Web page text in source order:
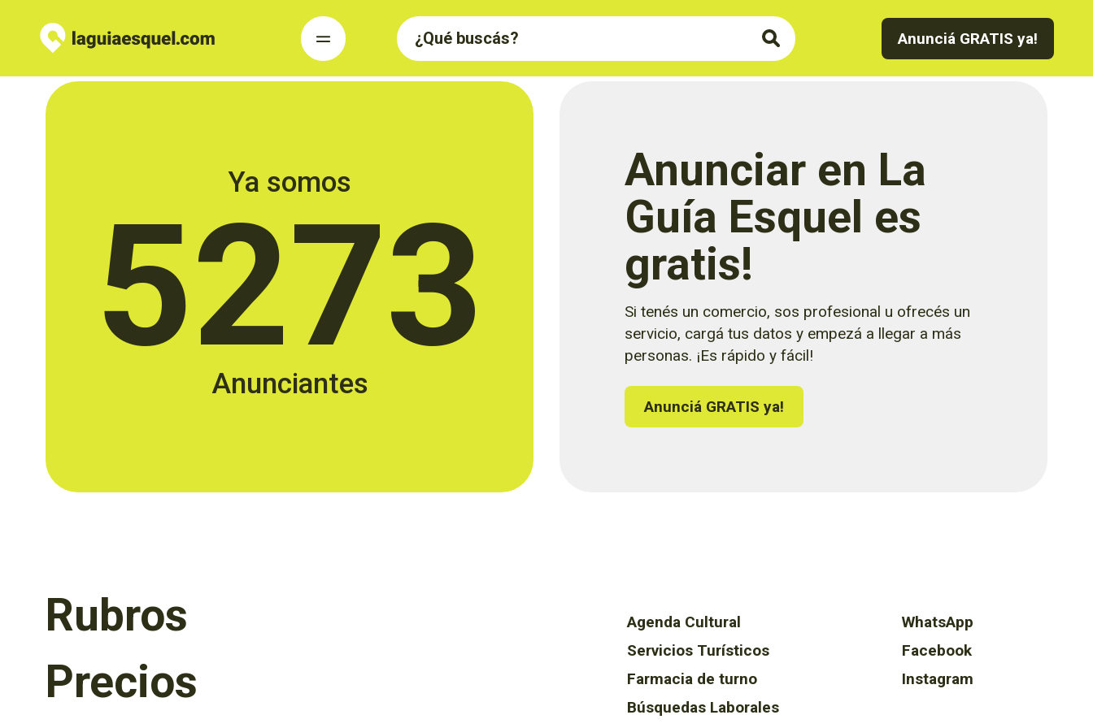
Anunciá GRATIS ya!
Ya somos
5273
Anunciantes
Anunciar en La
Guía Esquel es
gratis!
Si tenés un comercio, sos profesional u ofrecés un
servicio, cargá tus datos y empezá a llegar a más
personas. ¡Es rápido y fácil!
Anunciá GRATIS ya!
Rubros
Precios
Agenda Cultural
Servicios Turísticos
Farmacia de turno
Búsquedas Laborales
WhatsApp
Facebook
Instagram